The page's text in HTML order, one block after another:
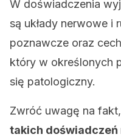
W doświadczenia
są układy nerwowe i
poznawcze oraz
który w określonych
się patologiczny.
Zwróć uwagę na
takich doświadczeń